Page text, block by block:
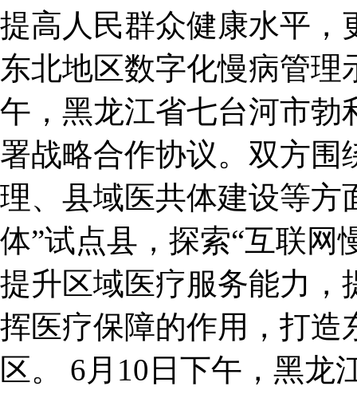
提高人民群众健康水平，
东北地区数字化慢病管
午，黑龙江省七台河市勃
署战略合作协议。双方围
理、县域医共体建设等方
体”试点县，探索“互联网
提升区域医疗服务能力，
挥医疗保障的作用，打造
区。 6月10日下午，黑龙